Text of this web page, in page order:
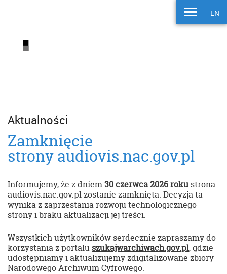
EN
Aktualności
Zamknięcie
strony audiovis.nac.gov.pl
Informujemy, że z dniem30 czerwca 2026 roku strona
audiovis.nac.gov.pl zostanie zamknięta. Decyzja ta
wynika z zaprzestania rozwoju technologicznego
strony i braku aktualizacji jej treści.
Wszystkich użytkowników serdecznie zapraszamy do
korzystania z portalu szukajwarchiwach.gov.pl, gdzie
udostępniamy i aktualizujemy zdigitalizowane zbiory
Narodowego Archiwum Cyfrowego.